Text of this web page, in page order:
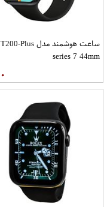
ساعت هوشمند مدل T200-Plus
series 7 44mm
۰